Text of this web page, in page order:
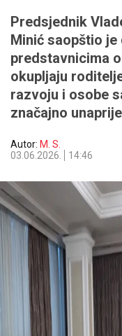
Predsjednik
Minić saopštio
predstavnicima
okupljaju
razvoju i osobe
značajno
Autor: M. S.
03.06.2026.
14:46